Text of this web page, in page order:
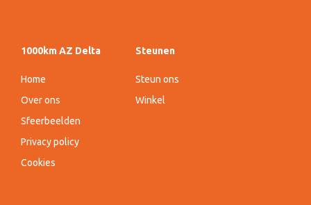
1000km AZ Delta
Home
Over ons
Sfeerbeelden
Privacy policy
Cookies
Steunen
Steun ons
Winkel